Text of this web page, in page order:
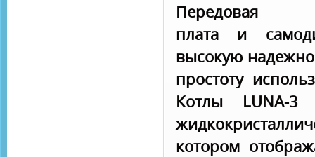
плата и
высокую
простоту
Котлы LUNA-3
котором